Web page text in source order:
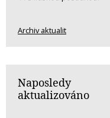
Archiv aktualit
Naposledy
aktualizováno